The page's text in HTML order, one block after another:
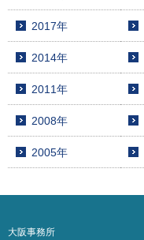
2017年
2014年
2011年
2008年
2005年
大阪事務所